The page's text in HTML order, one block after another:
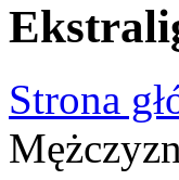
Strona